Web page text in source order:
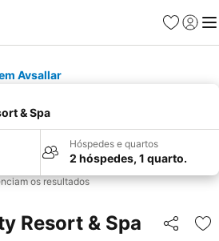
Favoritos
Iniciar
Avsallar
& Spa
Hóspedes e quartos
2 hóspedes, 1 quarto.
os resultados
Resort & Spa Partilhar